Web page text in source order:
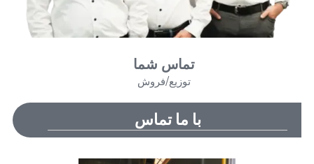
تماس شما
توزیع/فروش
با ما تماس